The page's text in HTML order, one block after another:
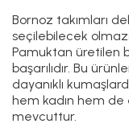
Bornoz takımları
seçilebilecek
Pamuktan üretilen
başarılıdır. Bu
dayanıklı
hem kadın hem
mevcuttur.